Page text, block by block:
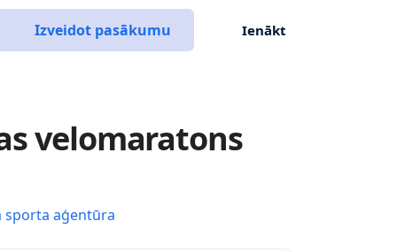
Izveidot pasākumu Ienākt
velomaratons
sporta aģentūra